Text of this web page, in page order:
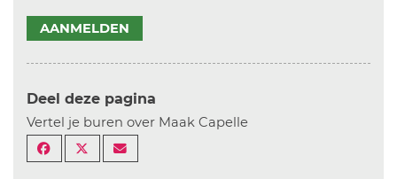
AANMELDEN
Deel deze pagina
Vertel je buren over Maak Capelle